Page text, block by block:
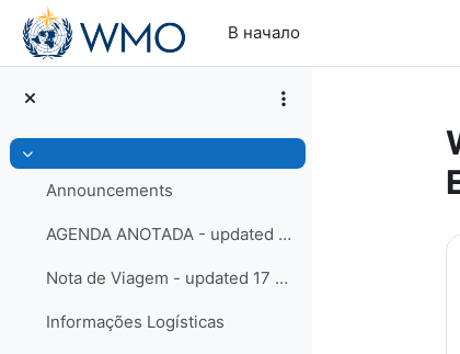
Перейти к основному содержанию
В начало
Свернуть
Announcements
AGENDA ANOTADA - updated 21 November 2023
Nota de Viagem - updated 17 Novembro 2023
Informações Logísticas